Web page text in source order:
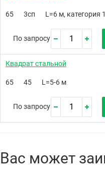
65 3сп L=6 м, категория 1
По запросу
Квадрат стальной
65 45 L=5-6 м
По запросу
Вас может